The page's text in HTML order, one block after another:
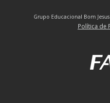
Grupo Educacional Bom
Política de